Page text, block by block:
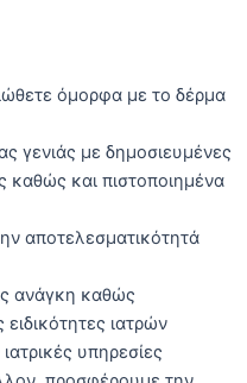
όμορφα με το δέρμα
γενιάς με δημοσιευμένες
καθώς και πιστοποιημένα
αποτελεσματικότητά
ανάγκη καθώς
ιατρών
υπηρεσίες